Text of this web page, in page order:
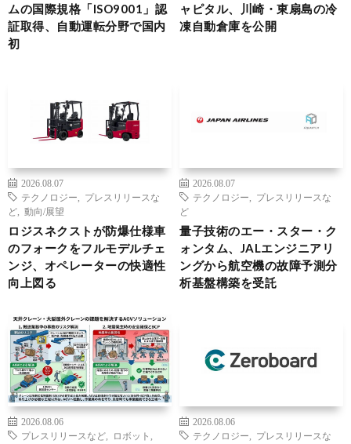
ムの国際規格「ISO9001」認
証取得、自動運転分野で国内
初
ャピタル、川崎・東扇島の冷
凍自動倉庫を公開
2026.08.07
テクノロジー
プレスリリースな
ど
動向/展望
ロジスネクストが防爆仕様車
のフォークをフルモデルチェ
ンジ、オペレーターの快適性
向上図る
2026.08.07
テクノロジー
プレスリリースな
ど
量子技術のエー・スター・ク
ォンタム、JALエンジニアリ
ングから航空機の故障予測分
析基盤構築を受託
2026.08.06
プレスリリースなど
ロボット
2026.08.06
テクノロジー
プレスリリースな